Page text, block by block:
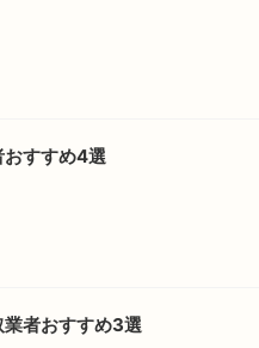
おすすめ4選
業者おすすめ3選